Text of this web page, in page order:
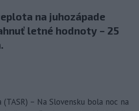
na juhozápade
letné hodnoty – 25
– Na Slovensku bola noc na